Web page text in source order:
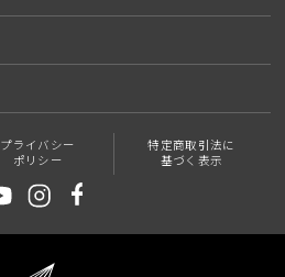
プライバシー
ポリシー
特定商取引法に
基づく表示